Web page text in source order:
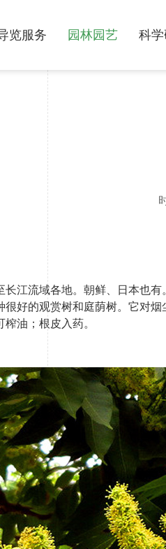
览服务 园林园艺 科
长江流域各地。朝鲜、日本也
很好的观赏树和庭荫树。它对
油；根皮入药。